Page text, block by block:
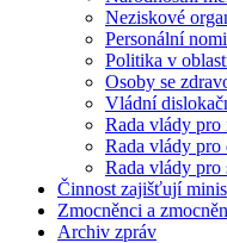
Neziskové
Personální
Politika v
Osoby se
Vládní
Rada vlády pro
Rada vlády pro
Rada vlády pro
Činnost zajišťují
Zmocněnci a
Archiv zpráv